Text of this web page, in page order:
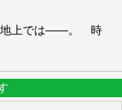
地上では――。 時